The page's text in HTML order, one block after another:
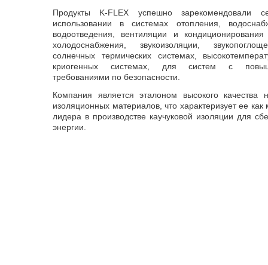
Продукты K-FLEX успешно зарекомендовали
использовании в системах отопления,
водоотведения, вентиляции и кондиционирования
холодоснабжения, звукоизоляции,
солнечных термических системах,
криогенных системах, для систем с
требованиями по безопасности.
Компания является эталоном высокого качества
изоляционных материалов, что характеризует ее как
лидера в производстве каучуковой изоляции для
энергии.